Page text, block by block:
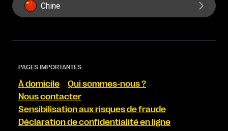
Chine
PAGES IMPORTANTES
À domicile
Qui sommes-nous ?
Nous contacter
Sensibilisation aux risques de fraude
Déclaration de confidentialité en ligne